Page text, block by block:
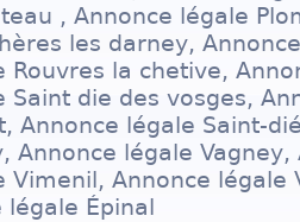
, Annonce légale
les darney,
Rouvres la chetive,
Saint die des vosges,
Annonce légale Saint-
Annonce légale
Vimenil, Annonce légale
légale Épinal